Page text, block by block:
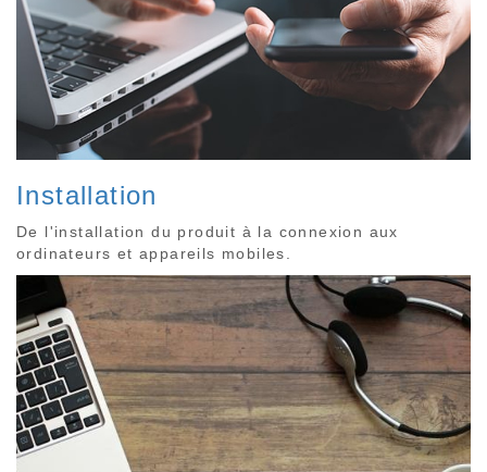
Installation
De l'installation du produit à la connexion aux
ordinateurs et appareils mobiles.